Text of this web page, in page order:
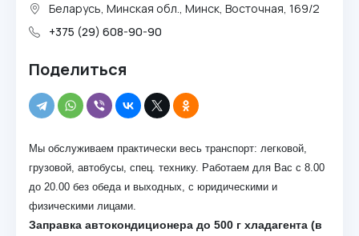
Беларусь, Минская обл., Минск, Восточная, 169/2
+375 (29) 608-90-90
Поделиться
Мы обслуживаем практически весь транспорт: легковой,
грузовой, автобусы, спец. технику. Работаем для Вас с 8.00
до 20.00 без обеда и выходных, с юридическими и
физическими лицами.
Заправка автокондиционера до 500 г хладагента (в